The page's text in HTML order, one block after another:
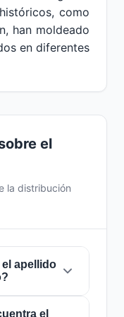
como
han moldeado
en diferentes
el
la distribución
apellido
53el